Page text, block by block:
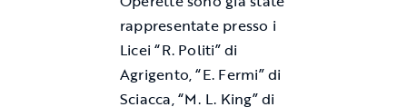
rappresentate presso i
Licei “R. Politi” di
Agrigento, “E. Fermi” di
Sciacca, “M. L. King” di